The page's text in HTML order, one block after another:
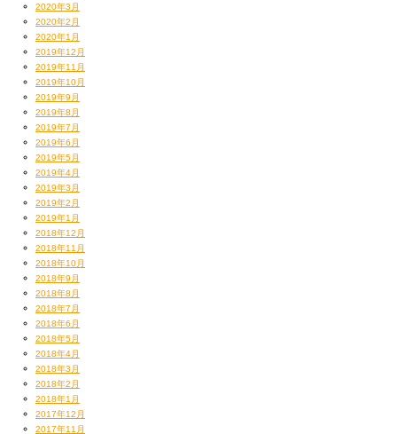
2020年3月
2020年2月
2020年1月
2019年12月
2019年11月
2019年10月
2019年9月
2019年8月
2019年7月
2019年6月
2019年5月
2019年4月
2019年3月
2019年2月
2019年1月
2018年12月
2018年11月
2018年10月
2018年9月
2018年8月
2018年7月
2018年6月
2018年5月
2018年4月
2018年3月
2018年2月
2018年1月
2017年12月
2017年11月